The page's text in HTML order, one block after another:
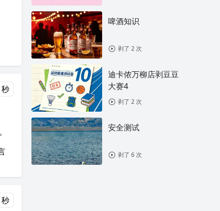
啤酒知识
剥了 2 次
迪卡侬万柳店剥豆豆
大赛4
剥了 2 次
安全测试
剥了 6 次